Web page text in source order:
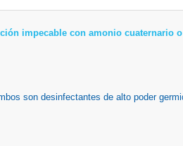
impecable con amonio cuaternario
son desinfectantes de alto poder